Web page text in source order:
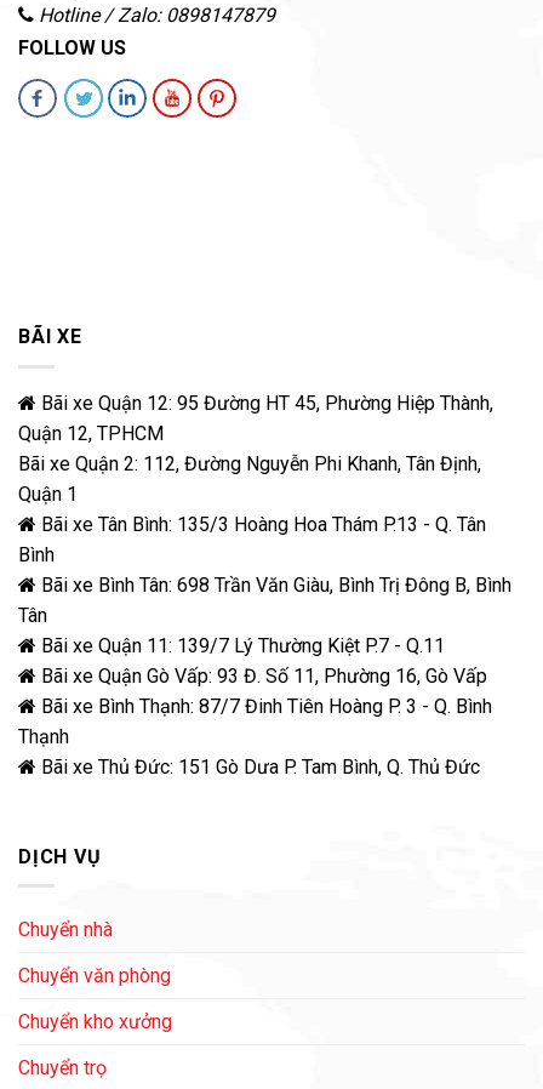
Hotline / Zalo: 0898147879
FOLLOW US
BÃI XE
Bãi xe Quận 12: 95 Đường HT 45, Phường Hiệp Thành,
Quận 12, TPHCM
Bãi xe Quận 2: 112, Đường Nguyễn Phi Khanh, Tân Định,
Quận 1
Bãi xe Tân Bình: 135/3 Hoàng Hoa Thám P.13 - Q. Tân
Bình
Bãi xe Bình Tân: 698 Trần Văn Giàu, Bình Trị Đông B, Bình
Tân
Bãi xe Quận 11: 139/7 Lý Thường Kiệt P.7 - Q.11
Bãi xe Quận Gò Vấp: 93 Đ. Số 11, Phường 16, Gò Vấp
Bãi xe Bình Thạnh: 87/7 Đinh Tiên Hoàng P. 3 - Q. Bình
Thạnh
Bãi xe Thủ Đức: 151 Gò Dưa P. Tam Bình, Q. Thủ Đức
DỊCH VỤ
Chuyển nhà
Chuyển văn phòng
Chuyển kho xưởng
Chuyển trọ